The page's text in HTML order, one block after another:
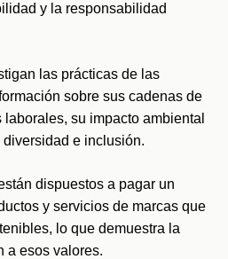
y la responsabilidad
las prácticas de las
sobre sus cadenas de
su impacto ambiental
e inclusión.
dispuestos a pagar un
y servicios de marcas que
lo que demuestra la
a esos valores.